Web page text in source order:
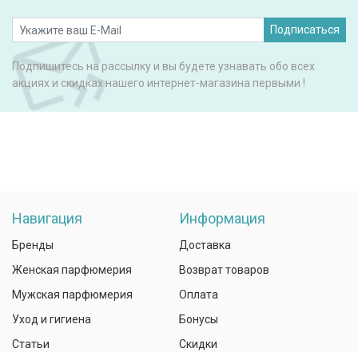
Подписаться
Подпишитесь на рассылку и вы будете узнавать обо всех
акциях и скидках нашего интернет-магазина первыми !
Навигация
Бренды
Женская парфюмерия
Мужская парфюмерия
Уход и гигиена
Статьи
Информация
Доставка
Возврат товаров
Оплата
Бонусы
Скидки